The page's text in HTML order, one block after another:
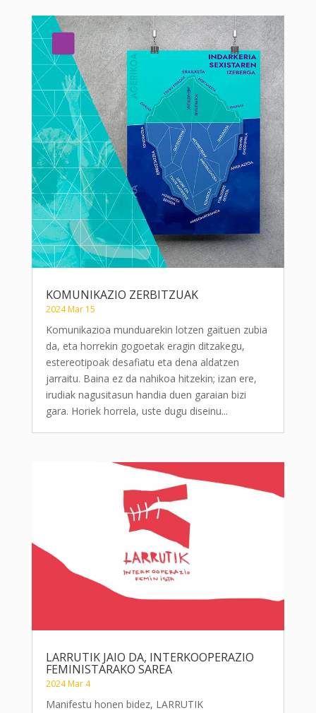
KOMUNIKAZIO ZERBITZUAK
2024 Mar 15
Komunikazioa munduarekin lotzen gaituen zubia
da, eta horrekin gogoetak eragin ditzakegu,
estereotipoak desafiatu eta dena aldatzen
jarraitu. Baina ez da nahikoa hitzekin; izan ere,
irudiak nagusitasun handia duen garaian bizi
gara. Horiek horrela, uste dugu diseinu...
LARRUTIK JAIO DA, INTERKOOPERAZIO
FEMINISTARAKO SAREA
2024 Mar 4
Manifestu honen bidez, LARRUTIK